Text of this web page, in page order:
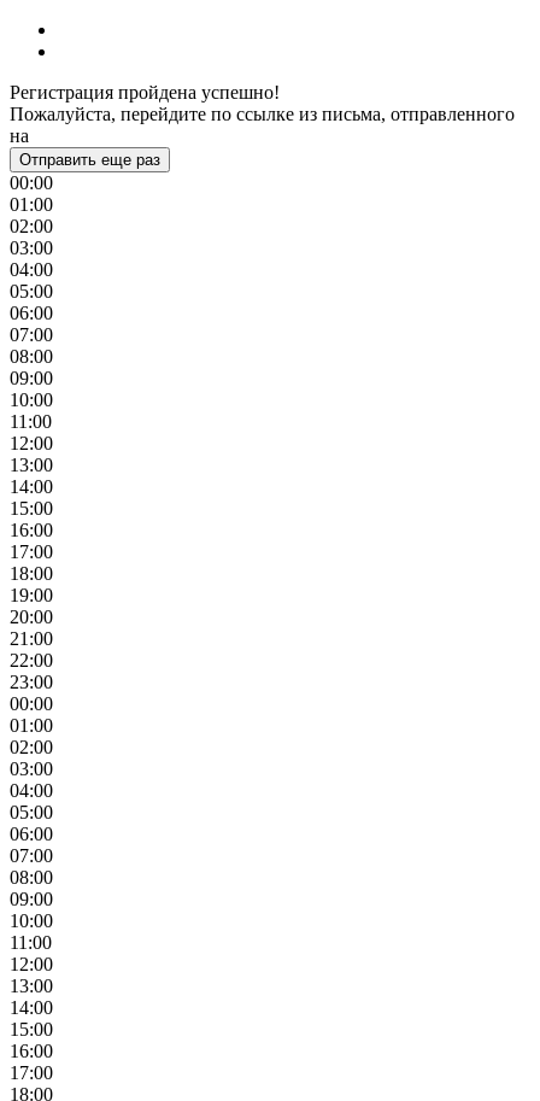
Регистрация пройдена успешно!
Пожалуйста, перейдите по ссылке из письма, отправленного
на
Отправить еще раз
00:00
01:00
02:00
03:00
04:00
05:00
06:00
07:00
08:00
09:00
10:00
11:00
12:00
13:00
14:00
15:00
16:00
17:00
18:00
19:00
20:00
21:00
22:00
23:00
00:00
01:00
02:00
03:00
04:00
05:00
06:00
07:00
08:00
09:00
10:00
11:00
12:00
13:00
14:00
15:00
16:00
17:00
18:00